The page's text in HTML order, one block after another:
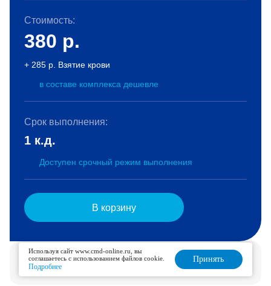
Стоимость:
380 р.
+ 285 р. Взятие крови
в составе комплекса дешевле
Срок выполнения:
1 к.д.
Доступен срочный режим выполнения
В корзину
Услуга доступна для дозаказа в течение 6 дней.
Подробнее
Используя сайт www.cmd-online.ru, вы
соглашаетесь с использованием файлов cookie.
Подробнее
Принять